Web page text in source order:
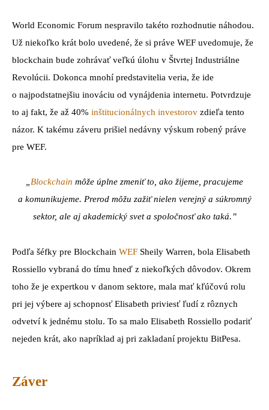
World Economic Forum nespravilo takéto rozhodnutie náhodou.
Už niekoľko krát bolo uvedené, že si práve WEF uvedomuje, že
blockchain bude zohrávať veľkú úlohu v Štvrtej Industriálne
Revolúcii. Dokonca mnohí predstavitelia veria, že ide
o najpodstatnejšiu inováciu od vynájdenia internetu. Potvrdzuje
to aj fakt, že až 40% inštitucionálnych investorov zdieľa tento
názor. K takému záveru prišiel nedávny výskum robený práve
pre WEF.
„Blockchain môže úplne zmeniť to, ako žijeme, pracujeme
a komunikujeme. Prerod môžu zažiť nielen verejný a súkromný
sektor, ale aj akademický svet a spoločnosť ako taká.”
Podľa šéfky pre Blockchain WEF Sheily Warren, bola Elisabeth
Rossiello vybraná do tímu hneď z niekoľkých dôvodov. Okrem
toho že je expertkou v danom sektore, mala mať kľúčovú rolu
pri jej výbere aj schopnosť Elisabeth priviesť ľudí z rôznych
odvetví k jednému stolu. To sa malo Elisabeth Rossiello podariť
nejeden krát, ako napríklad aj pri zakladaní projektu BitPesa.
Záver